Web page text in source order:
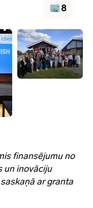
8
finansējumu no
un inovāciju
ar granta